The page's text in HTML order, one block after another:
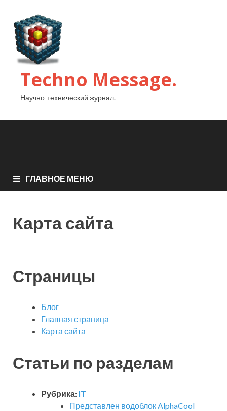
Techno Message.
Научно-технический журнал.
ГЛАВНОЕ МЕНЮ
Карта сайта
Страницы
Блог
Главная страница
Карта сайта
Статьи по разделам
Рубрика: IT
Представлен водоблок AlphaCool